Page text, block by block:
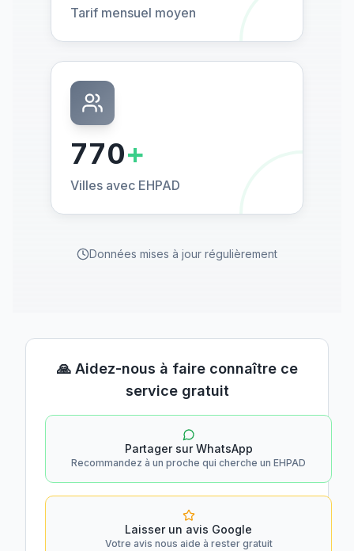
Tarif mensuel moyen
770+
Villes avec EHPAD
Données mises à jour régulièrement
🙏 Aidez-nous à faire connaître ce
service gratuit
Partager sur WhatsApp
Recommandez à un proche qui cherche un EHPAD
Laisser un avis Google
Votre avis nous aide à rester gratuit